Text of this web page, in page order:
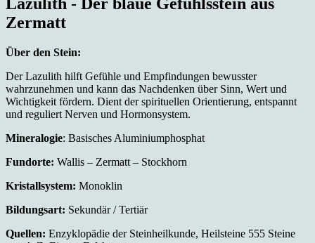
Zermatt
Über den Stein:
Der Lazulith hilft Gefühle und Empfindungen bewusster
wahrzunehmen und kann das Nachdenken über Sinn, Wert und
Wichtigkeit fördern. Dient der spirituellen Orientierung, entspannt
und reguliert Nerven und Hormonsystem.
Mineralogie: Basisches Aluminiumphosphat
Fundorte: Wallis – Zermatt – Stockhorn
Kristallsystem: Monoklin
Bildungsart: Sekundär / Tertiär
Quellen: Enzyklopädie der Steinheilkunde, Heilsteine 555 Steine